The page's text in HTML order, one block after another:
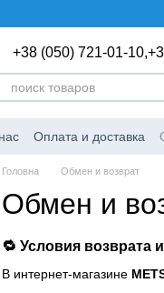
+38 (050) 721-01-10,
Оплата и доставка
Головна Обмен и возврат
Обмен и
🔁 Условия возврата
В интернет-магазине